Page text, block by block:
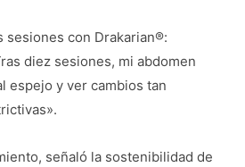
con Drakarian®:
diez sesiones, mi abdomen
espejo y ver cambios tan
señaló la sostenibilidad de